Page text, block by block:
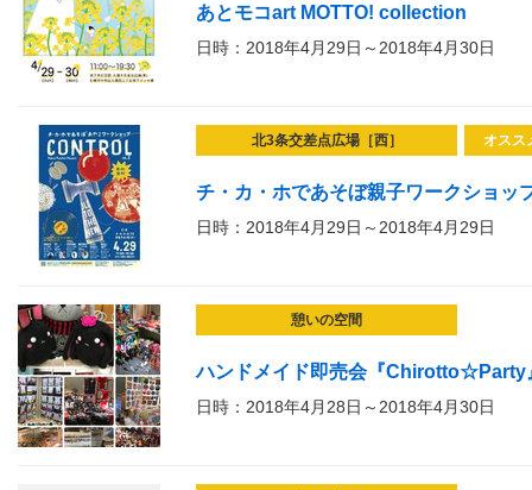
あとモコart MOTTO! collection
日時：2018年4月29日～2018年4月30日
北3条交差点広場［西］ オスス
チ・カ・ホであそぼ親子ワークショ
日時：2018年4月29日～2018年4月29日
憩いの空間
ハンドメイド即売会『Chirotto☆Party
日時：2018年4月28日～2018年4月30日